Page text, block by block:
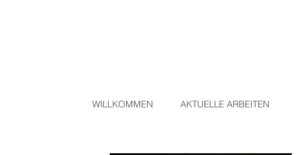
WILLKOMMEN AKTUELLE ARBEITEN